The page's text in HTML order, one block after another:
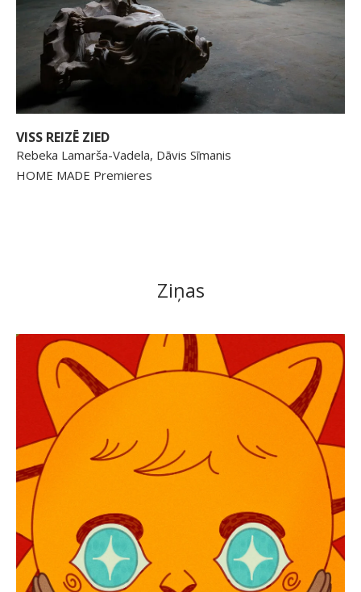
VISS REIZĒ ZIED
Rebeka Lamarša-Vadela, Dāvis Sīmanis
HOME MADE Premieres
Ziņas